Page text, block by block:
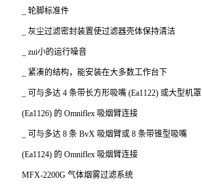
_轮脚标准件
_灰尘过滤密封装置使过滤器壳体保持清洁
_zui小的运行噪音
紧凑的结构，能安装在大多数工作台下
可与多达 4条带长方形吸嘴 (Ea1122)或大型机罩
(Ea1126) 的 Omniflex 吸烟臂连接
可与多达 8条 BvX 吸烟臂或 8条带锥型吸嘴
(Ea1124) 的 Omniflex 吸烟臂连接
MFX-2200G气体烟雾过滤系统